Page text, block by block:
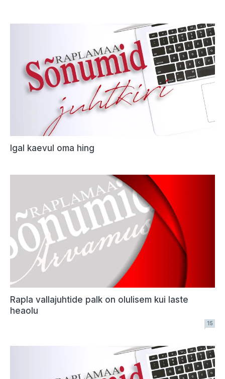
Igal kaevul oma hing
Rapla vallajuhtide palk on olulisem kui laste
heaolu
15